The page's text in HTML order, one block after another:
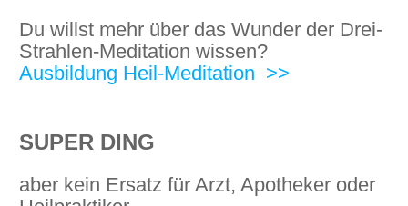
Du willst mehr über das Wunder der Drei-
Strahlen-Meditation wissen?
Ausbildung Heil-Meditation >>
SUPER DING
aber kein Ersatz für Arzt, Apotheker oder